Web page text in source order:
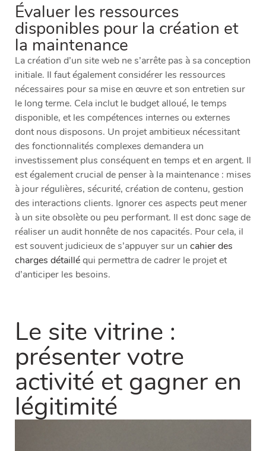
Évaluer les ressources
disponibles pour la création et
la maintenance
La création d’un site web ne s’arrête pas à sa conception
initiale. Il faut également considérer les ressources
nécessaires pour sa mise en œuvre et son entretien sur
le long terme. Cela inclut le budget alloué, le temps
disponible, et les compétences internes ou externes
dont nous disposons. Un projet ambitieux nécessitant
des fonctionnalités complexes demandera un
investissement plus conséquent en temps et en argent. Il
est également crucial de penser à la maintenance : mises
à jour régulières, sécurité, création de contenu, gestion
des interactions clients. Ignorer ces aspects peut mener
à un site obsolète ou peu performant. Il est donc sage de
réaliser un audit honnête de nos capacités. Pour cela, il
est souvent judicieux de s’appuyer sur un cahier des
charges détailléqui permettra de cadrer le projet et
d’anticiper les besoins.
Le site vitrine :
présenter votre
activité et gagner en
légitimité